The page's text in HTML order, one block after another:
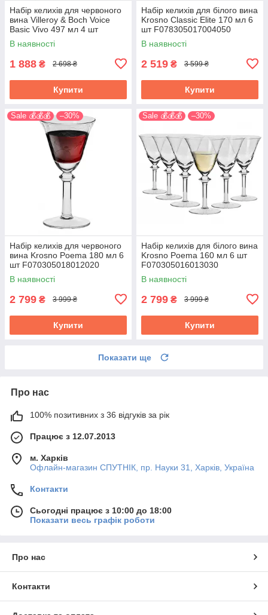
Набір келихів для червоного
вина Villeroy & Boch Voice
Basic Vivo 497 мл 4 шт
1953008110
В наявності
1 888 ₴ 2 698 ₴
Купити
Набір келихів для білого вина
Krosno Classic Elite 170 мл 6
шт F078305017004050
В наявності
2 519 ₴ 3 599 ₴
Купити
Sale 💰💰💰 –30%
Набір келихів для червоного
вина Krosno Poema 180 мл 6
шт F070305018012020
В наявності
2 799 ₴ 3 999 ₴
Купити
Sale 💰💰💰 –30%
Набір келихів для білого вина
Krosno Poema 160 мл 6 шт
F070305016013030
В наявності
2 799 ₴ 3 999 ₴
Купити
Показати ще
Про нас
100% позитивних з 36 відгуків за рік
Працює з 12.07.2013
м. Харків
Офлайн-магазин СПУТНІК, пр. Науки 31, Харків, Україна
Контакти
Сьогодні працює з 10:00 до 18:00
Показати весь графік роботи
Про нас
Контакти